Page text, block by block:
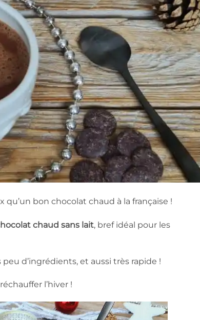
bon chocolat chaud à la française !
chaud sans lait, bref idéal pour les
d’ingrédients, et aussi très rapide !
l’hiver !